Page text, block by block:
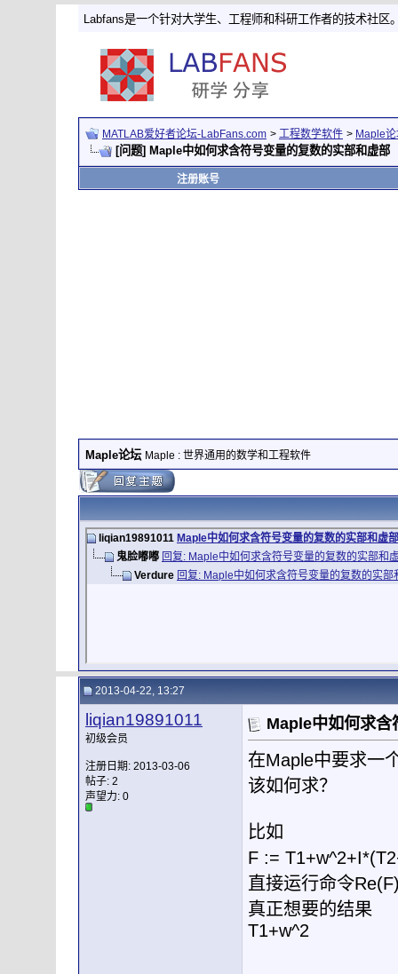
Labfans是一个针对大学生、工程师和科研工作者的技术社区
MATLAB爱好者论坛-LabFans.com > 工程数学软件 > Maple
[问题] Maple中如何求含符号变量的复数的实部和虚部
注册账号
Maple论坛 Maple : 世界通用的数学和工程软件
liqian19891011 Maple中如何求含符号变量的复数的实部和虚部
鬼脸嘟嘟 回复: Maple中如何求含符号变量的复数的实部和
Verdure 回复: Maple中如何求含符号变量的复数的实部
2013-04-22, 13:27
liqian19891011
初级会员
注册日期: 2013-03-06
帖子: 2
声望力: 0
Maple中如何求含
在Maple中要求一
该如何求？
比如
F :=
直接运行命令
真正想要的结果
T1+w^2